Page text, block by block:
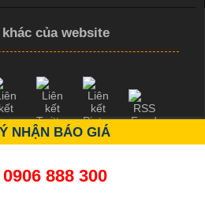
của website
bởi Mr Hiệp 0976.137.019
NHẬN BÁO GIÁ
0906 888 300